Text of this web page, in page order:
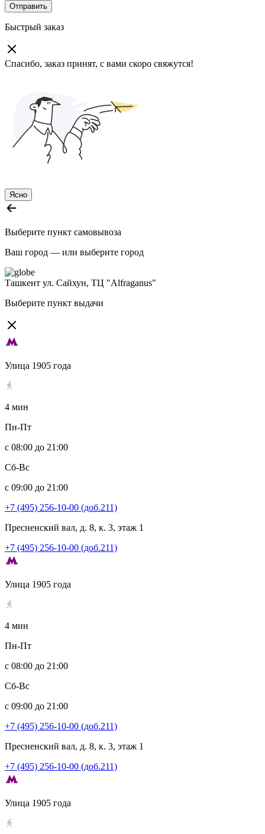
Отправить
Быстрый заказ
Спасибо, заказ принят, с вами скоро свяжутся!
Ясно
Выберите пункт самовывоза
Ваш город — или выберите город
Ташкент ул. Сайхун, ТЦ "Alfraganus"
Выберите пункт выдачи
Улица 1905 года
4 мин
Пн-Пт
с 08:00 до 21:00
Сб-Вс
с 09:00 до 21:00
+7 (495) 256-10-00 (доб.211)
Пресненский вал, д. 8, к. 3, этаж 1
+7 (495) 256-10-00 (доб.211)
Улица 1905 года
4 мин
Пн-Пт
с 08:00 до 21:00
Сб-Вс
с 09:00 до 21:00
+7 (495) 256-10-00 (доб.211)
Пресненский вал, д. 8, к. 3, этаж 1
+7 (495) 256-10-00 (доб.211)
Улица 1905 года